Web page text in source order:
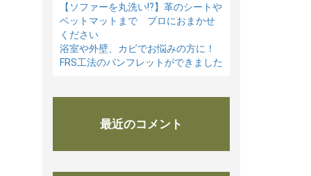
【ソファーを丸洗い⁉】革のシートや
ベットマットまで プロにおまかせ
ください
浴室や外壁、カビでお悩みの方に！
FRS工法のパンフレットができました
最近のコメント